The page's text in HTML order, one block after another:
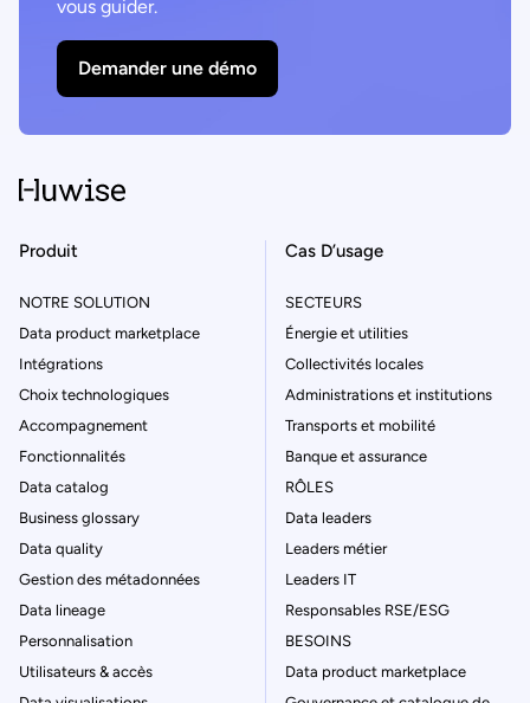
vous guider.
Demander une démo
Produit
NOTRE SOLUTION
Data product marketplace
Intégrations
Choix technologiques
Accompagnement
Fonctionnalités
Data catalog
Business glossary
Data quality
Gestion des métadonnées
Data lineage
Personnalisation
Utilisateurs & accès
Cas D’usage
SECTEURS
Énergie et utilities
Collectivités locales
Administrations et institutions
Transports et mobilité
Banque et assurance
RÔLES
Data leaders
Leaders métier
Leaders IT
Responsables RSE/ESG
BESOINS
Data product marketplace